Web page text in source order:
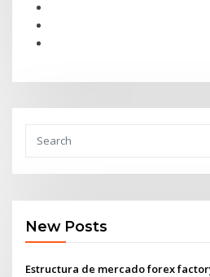
New Posts
Estructura de mercado forex